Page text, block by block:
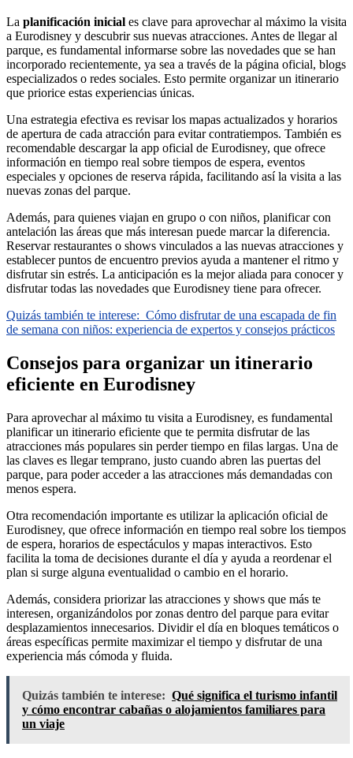
La planificación inicial es clave para aprovechar al máximo la visita
a Eurodisney y descubrir sus nuevas atracciones. Antes de llegar al
parque, es fundamental informarse sobre las novedades que se han
incorporado recientemente, ya sea a través de la página oficial, blogs
especializados o redes sociales. Esto permite organizar un itinerario
que priorice estas experiencias únicas.
Una estrategia efectiva es revisar los mapas actualizados y horarios
de apertura de cada atracción para evitar contratiempos. También es
recomendable descargar la app oficial de Eurodisney, que ofrece
información en tiempo real sobre tiempos de espera, eventos
especiales y opciones de reserva rápida, facilitando así la visita a las
nuevas zonas del parque.
Además, para quienes viajan en grupo o con niños, planificar con
antelación las áreas que más interesan puede marcar la diferencia.
Reservar restaurantes o shows vinculados a las nuevas atracciones y
establecer puntos de encuentro previos ayuda a mantener el ritmo y
disfrutar sin estrés. La anticipación es la mejor aliada para conocer y
disfrutar todas las novedades que Eurodisney tiene para ofrecer.
Quizás también te interese: Cómo disfrutar de una escapada de fin
de semana con niños: experiencia de expertos y consejos prácticos
Consejos para organizar un itinerario
eficiente en Eurodisney
Para aprovechar al máximo tu visita a Eurodisney, es fundamental
planificar un itinerario eficiente que te permita disfrutar de las
atracciones más populares sin perder tiempo en filas largas. Una de
las claves es llegar temprano, justo cuando abren las puertas del
parque, para poder acceder a las atracciones más demandadas con
menos espera.
Otra recomendación importante es utilizar la aplicación oficial de
Eurodisney, que ofrece información en tiempo real sobre los tiempos
de espera, horarios de espectáculos y mapas interactivos. Esto
facilita la toma de decisiones durante el día y ayuda a reordenar el
plan si surge alguna eventualidad o cambio en el horario.
Además, considera priorizar las atracciones y shows que más te
interesen, organizándolos por zonas dentro del parque para evitar
desplazamientos innecesarios. Dividir el día en bloques temáticos o
áreas específicas permite maximizar el tiempo y disfrutar de una
experiencia más cómoda y fluida.
Quizás también te interese: Qué significa el turismo infantil
y cómo encontrar cabañas o alojamientos familiares para
un viaje